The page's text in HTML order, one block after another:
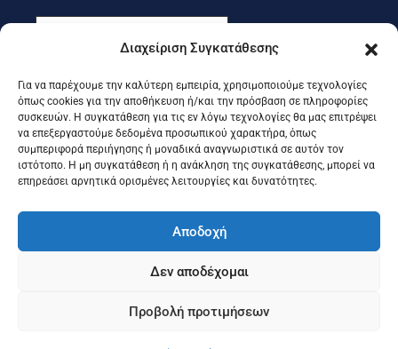
Διαχείριση Συγκατάθεσης
Για να παρέχουμε την καλύτερη εμπειρία, χρησιμοποιούμε τεχνολογίες
όπως cookies για την αποθήκευση ή/και την πρόσβαση σε πληροφορίες
συσκευών. Η συγκατάθεση για τις εν λόγω τεχνολογίες θα μας επιτρέψει
να επεξεργαστούμε δεδομένα προσωπικού χαρακτήρα, όπως
συμπεριφορά περιήγησης ή μοναδικά αναγνωριστικά σε αυτόν τον
ιστότοπο. Η μη συγκατάθεση ή η ανάκληση της συγκατάθεσης, μπορεί να
επηρεάσει αρνητικά ορισμένες λειτουργίες και δυνατότητες.
Αποδοχή
Δεν αποδέχομαι
Προβολή προτιμήσεων
Εγγραφή
Ακολουθήστε μας στα social
©2025 Portal Επιμελητηρίου Κέρκυρας, Designed & Developed